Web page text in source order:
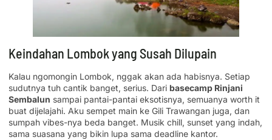
Keindahan Lombok yang Susah Dilupain
Kalau ngomongin Lombok, nggak akan ada habisnya. Setiap
sudutnya tuh cantik banget, serius. Dari basecamp Rinjani
Sembalun sampai pantai-pantai eksotisnya, semuanya worth it
buat dijelajahi. Aku sempet main ke Gili Trawangan juga, dan
sumpah vibes-nya beda banget. Musik chill, sunset yang indah,
sama suasana yang bikin lupa sama deadline kantor.